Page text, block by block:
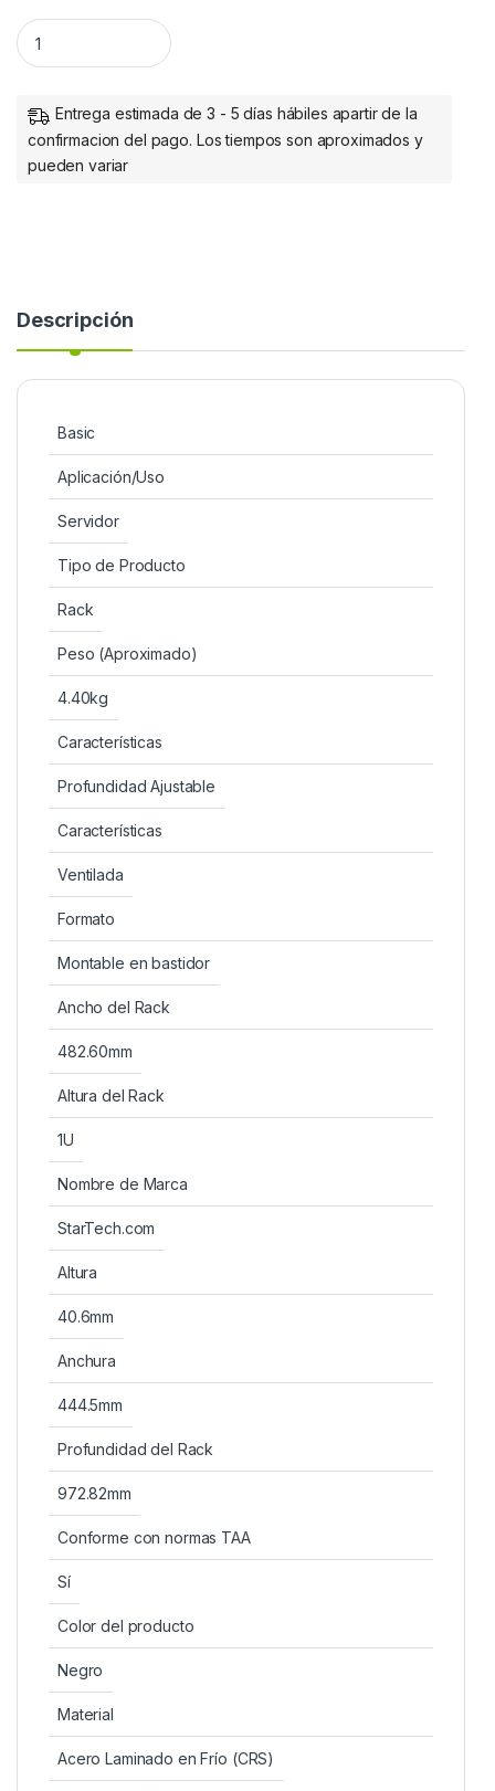
StarTech.com Charola Bandeja para Gabinetes y Racks de
Entrega estimada de 3 - 5 días hábiles apartir de la
confirmacion del pago. Los tiempos son aproximados y
pueden variar
Descripción
Basic
Aplicación/Uso
Servidor
Tipo de Producto
Rack
Peso (Aproximado)
4.40kg
Características
Profundidad Ajustable
Características
Ventilada
Formato
Montable en bastidor
Ancho del Rack
482.60mm
Altura del Rack
1U
Nombre de Marca
StarTech.com
Altura
40.6mm
Anchura
444.5mm
Profundidad del Rack
972.82mm
Conforme con normas TAA
Sí
Color del producto
Negro
Material
Acero Laminado en Frío (CRS)